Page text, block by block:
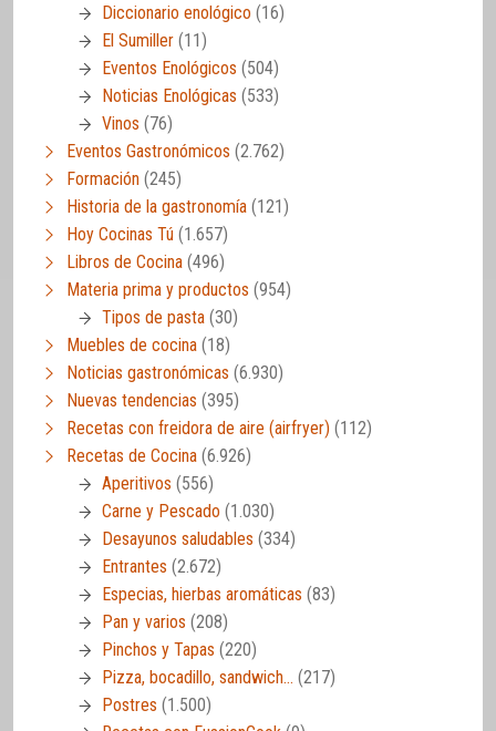
Diccionario enológico (16)
El Sumiller (11)
Eventos Enológicos (504)
Noticias Enológicas (533)
Vinos (76)
Eventos Gastronómicos (2.762)
Formación (245)
Historia de la gastronomía (121)
Hoy Cocinas Tú (1.657)
Libros de Cocina (496)
Materia prima y productos (954)
Tipos de pasta (30)
Muebles de cocina (18)
Noticias gastronómicas (6.930)
Nuevas tendencias (395)
Recetas con freidora de aire (airfryer) (112)
Recetas de Cocina (6.926)
Aperitivos (556)
Carne y Pescado (1.030)
Desayunos saludables (334)
Entrantes (2.672)
Especias, hierbas aromáticas (83)
Pan y varios (208)
Pinchos y Tapas (220)
Pizza, bocadillo, sandwich… (217)
Postres (1.500)